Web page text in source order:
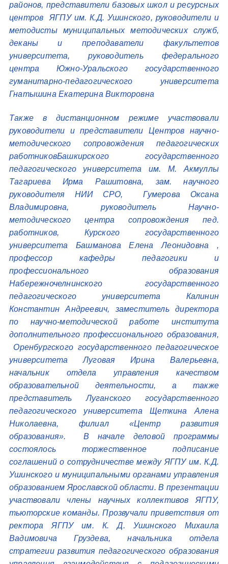
районов, представители базовых школ и ресурсных
центров ЯГПУ им. К.Д. Ушинского, руководители и
методисты муниципальных методических служб,
деканы и преподаватели факультетов
университета, руководитель федерального
центра Южно-Уральского государственного
гуманитарно-педагогического университета
Гнатышина Екатерина Викторовна
Также в дистанционном режиме участвовали
руководители и представители Центров научно-
методического сопровождения педагогических
работниковБашкирского государственного
педагогического университета им. М. Акмуллы
Тагариева Ирма Рашитовна, зам. научного
руководителя НИИ СРО, Гумерова Оксана
Владимировна, руководитель Научно-
методического центра сопровождения пед.
работников, Курского государственного
университета Башманова Елена Леонидовна ,
профессор кафедры педагогики и
профессионального образования
Набережночелнинского государственного
педагогического университета Калинин
Константин Андреевич, заместитель директора
по научно-методической работе института
дополнительного профессионального образования,
Оренбургского государственного педагогическое
университета Луговая Ирина Валерьевна,
начальник отдела управления качеством
образовательной деятельности, а также
представитель Луганского государственного
педагогического университета Щеткина Алена
Николаевна, филиал «Центр развития
образования». В начале деловой программы
состоялось торжественное подписание
соглашений о сотрудничестве между ЯГПУ им. К.Д.
Ушинского и муниципальными органами управления
образованием Ярославской области. В презентации
участвовали члены научных коллективов ЯГПУ,
тьюторские команды. Прозвучали приветствия от
ректора ЯГПУ им. К. Д. Ушинского Михаила
Вадимовича Груздева, начальника отдела
стратегии развития педагогического образования